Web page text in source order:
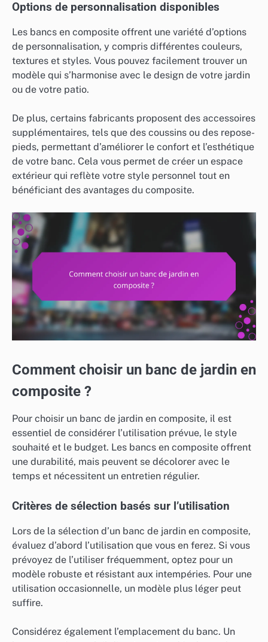
Options de personnalisation disponibles
Les bancs en composite offrent une variété d’options
de personnalisation, y compris différentes couleurs,
textures et styles. Vous pouvez facilement trouver un
modèle qui s’harmonise avec le design de votre jardin
ou de votre patio.
De plus, certains fabricants proposent des accessoires
supplémentaires, tels que des coussins ou des repose-
pieds, permettant d’améliorer le confort et l’esthétique
de votre banc. Cela vous permet de créer un espace
extérieur qui reflète votre style personnel tout en
bénéficiant des avantages du composite.
Comment choisir un banc de jardin en
composite ?
Pour choisir un banc de jardin en composite, il est
essentiel de considérer l’utilisation prévue, le style
souhaité et le budget. Les bancs en composite offrent
une durabilité, mais peuvent se décolorer avec le
temps et nécessitent un entretien régulier.
Critères de sélection basés sur l’utilisation
Lors de la sélection d’un banc de jardin en composite,
évaluez d’abord l’utilisation que vous en ferez. Si vous
prévoyez de l’utiliser fréquemment, optez pour un
modèle robuste et résistant aux intempéries. Pour une
utilisation occasionnelle, un modèle plus léger peut
suffire.
Considérez également l’emplacement du banc. Un